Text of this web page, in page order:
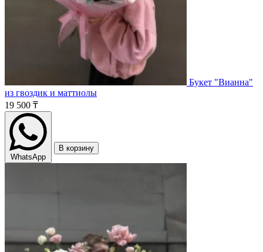
Букет "Вианна"
из гвоздик и маттиолы
19 500 ₸
WhatsApp
В корзину